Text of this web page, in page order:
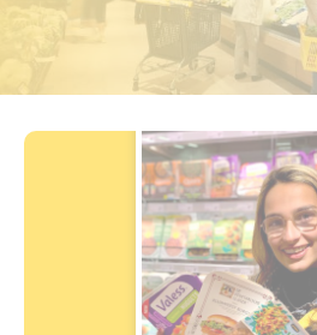
Bruïneplein
Acties
Werken bij Jumbo Huibers
Vacatures en Solliciteren
Werken en leren
Jumbo.com
BBQ gigant webshop